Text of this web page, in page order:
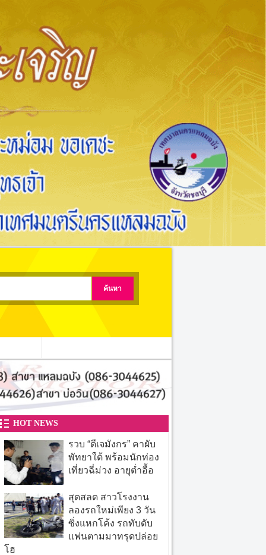
HOT NEWS
รวบ “ดีเจมังกร” คาผับ
พัทยาใต้ พร้อมนักท่อง
เที่ยวฉี่ม่วง อายุต่ำอื้อ
สุดสลด สาวโรงงาน
ลองรถใหม่เพียง 3 วัน
ซิ่งแหกโค้ง รถทับดับ
แฟนตามมาทรุดปล่อย
โฮ